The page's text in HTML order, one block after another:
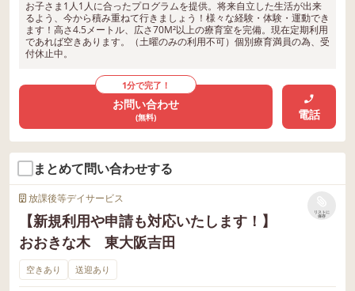
お子さま1人1人に合ったプログラムを提供。将来自立した生活が出来
るよう、今から積み重ねて行きましょう！様々な経験・体験・運動でき
ます！高さ4.5メートル、広さ70M²以上の療育室を完備。現在定期利用
であれば空きあります。（土曜のみの利用不可）個別療育満員の為、受
付休止中。
1分で完了！
お問い合わせ
(無料) 電話
まとめて問い合わせする
放課後等デイサービス
【新規利用や申請も対応いたします！】
おおきな木 東大阪吉田
リストに
保存
空きあり 送迎あり